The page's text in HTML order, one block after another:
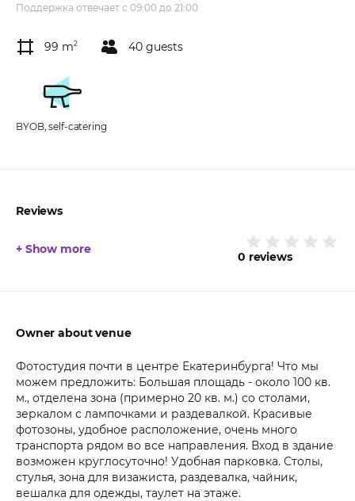
Поддержка отвечает с 09:00 до 21:00
99 m2 40 guests
BYOB, self-catering
Reviews
0 reviews
+ Show more
Owner about venue
Фотостудия почти в центре Екатеринбурга! Что мы
можем предложить: Большая площадь - около 100 кв.
м., отделена зона (примерно 20 кв. м.) со столами,
зеркалом с лампочками и раздевалкой. Красивые
фотозоны, удобное расположение, очень много
транспорта рядом во все направления. Вход в здание
возможен круглосуточно! Удобная парковка. Столы,
стулья, зона для визажиста, раздевалка, чайник,
вешалка для одежды, таулет на этаже.